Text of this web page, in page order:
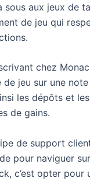
sous aux jeux de
de jeu qui
chez
de jeu sur une
les dépôts et
de gains.
de support
pour naviguer
c’est opter